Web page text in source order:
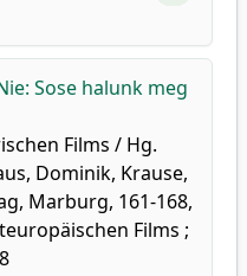
Sose halunk meg
Films / Hg.
Dominik, Krause,
Marburg, 161-168,
Films ;